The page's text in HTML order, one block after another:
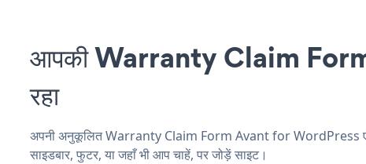
आपकी Warranty Claim Form
रहा
अपनी अनुकूलित Warranty Claim Form Avant for WordPress
साइडबार, फुटर, या जहाँ भी आप चाहें, पर जोड़ें साइट।